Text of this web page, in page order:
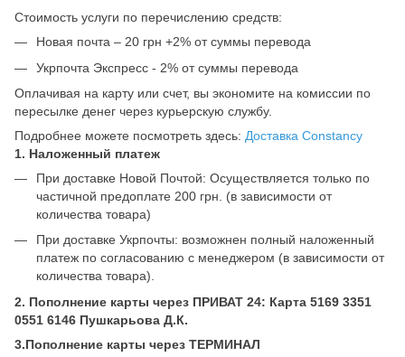
Стоимость услуги по перечислению средств:
Новая почта – 20 грн +2% от суммы перевода
Укрпочта Экспресс - 2% от суммы перевода
Оплачивая на карту или счет, вы экономите на комиссии по
пересылке денег через курьерскую службу.
Подробнее можете посмотреть здесь: Доставка Constancy
1. Наложенный платеж
При доставке Новой Почтой: Осуществляется только по
частичной предоплате 200 грн. (в зависимости от
количества товара)
При доставке Укрпочты: возможнен полный наложенный
платеж по согласованию с менеджером (в зависимости от
количества товара).
2. Пополнение карты через ПРИВАТ 24: Карта 5169 3351
0551 6146 Пушкарьова Д.К.
3.Пополнение карты через ТЕРМИНАЛ